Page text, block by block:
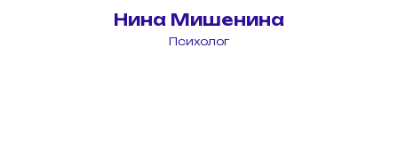
Нина Мишенина
Психолог